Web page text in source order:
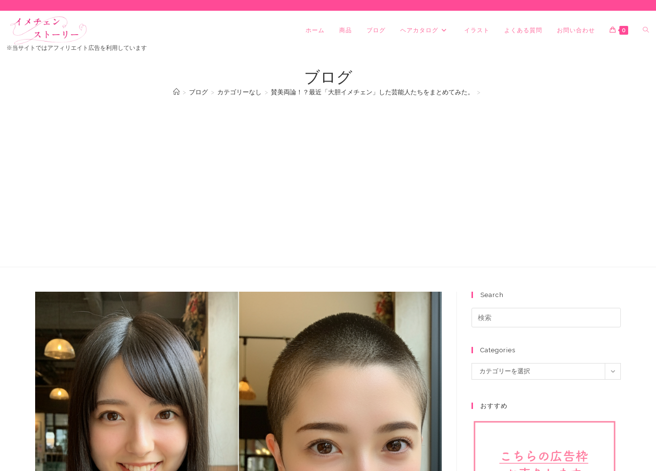
※当サイトではアフィリエイト広告を利用しています
ホーム 商品 ブログ ヘアカタログ イラスト よくある質問 お問い合わせ 0
ブログ
> ブログ > カテゴリーなし > 賛美両論！？最近「大胆イメチェン」した芸能人たちをまとめてみた。 >
Search
Categories
カテゴリーを選択
おすすめ